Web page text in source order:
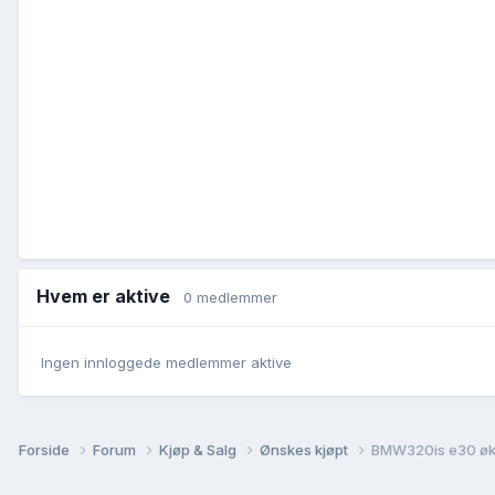
Hvem er aktive 0 medlemmer
Ingen innloggede medlemmer aktive
Forside Forum Kjøp & Salg Ønskes kjøpt BMW320is e30